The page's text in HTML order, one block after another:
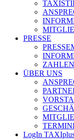
PRESSE
ÜBER UNS
LogIn